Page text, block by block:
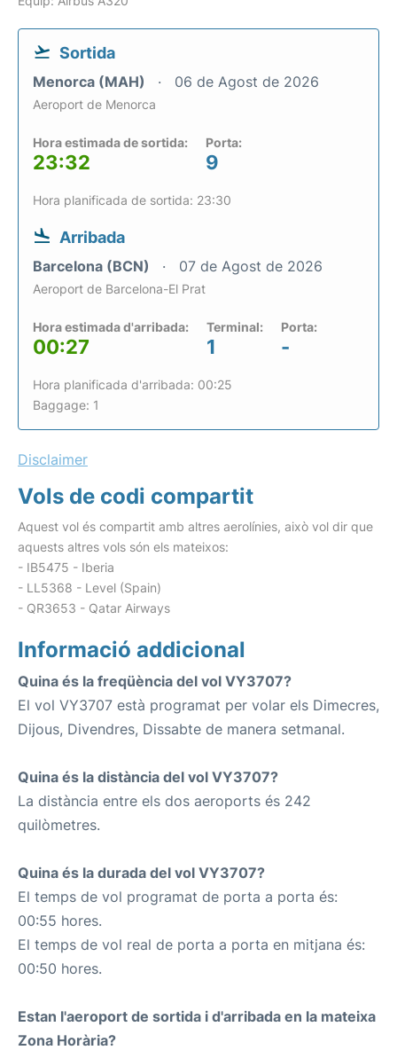
Sortida
Menorca (MAH) 06 de Agost de 2026
Aeroport de Menorca
Hora estimada de sortida:
23:32
Porta:
9
Hora planificada de sortida: 23:30
Arribada
Barcelona (BCN) 07 de Agost de 2026
Aeroport de Barcelona-El Prat
Hora estimada d'arribada:
00:27
Terminal:
1
Porta:
-
Hora planificada d'arribada: 00:25
Baggage: 1
Disclaimer
Vols de codi compartit
Aquest vol és compartit amb altres aerolínies, això vol dir que
aquests altres vols són els mateixos:
- IB5475 - Iberia
- LL5368 - Level (Spain)
- QR3653 - Qatar Airways
Informació addicional
Quina és la freqüència del vol VY3707?
El vol VY3707 està programat per volar els Dimecres,
Dijous, Divendres, Dissabte de manera setmanal.
Quina és la distància del vol VY3707?
La distància entre els dos aeroports és 242
quilòmetres.
Quina és la durada del vol VY3707?
El temps de vol programat de porta a porta és:
00:55 hores.
El temps de vol real de porta a porta en mitjana és:
00:50 hores.
Estan l'aeroport de sortida i d'arribada en la mateixa
Zona Horària?